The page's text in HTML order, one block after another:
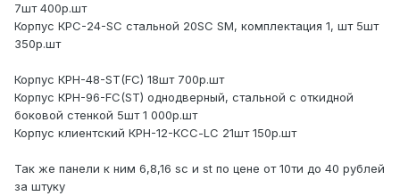
7шт 400р.шт
Корпус КРС-24-SC стальной 20SC SM, комплектация 1, шт 5шт
350р.шт
Корпус КРН-48-ST(FC) 18шт 700р.шт
Корпус КРН-96-FC(ST) однодверный, стальной с откидной
боковой стенкой 5шт 1 000р.шт
Корпус клиентский КРН-12-КСС-LC 21шт 150р.шт
Так же панели к ним 6,8,16 sc и st по цене от 10ти до 40 рублей
за штуку